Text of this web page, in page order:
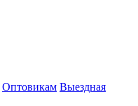
Оптовикам Выездная